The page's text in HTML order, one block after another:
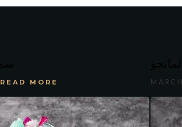
READ MORE